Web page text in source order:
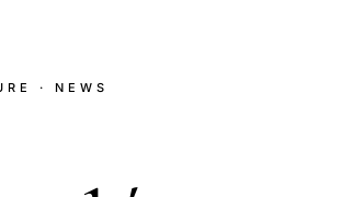
· NEWS